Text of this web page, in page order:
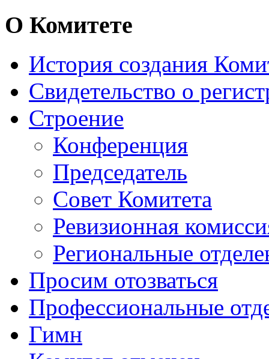
О Комитете
История создания
Свидетельство о
Строение
Конференция
Председатель
Совет Комитета
Ревизионная
Региональные
Просим отозваться
Профессиональные
Гимн